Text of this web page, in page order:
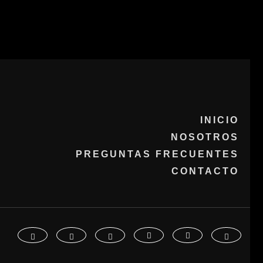
INICIO
NOSOTROS
PREGUNTAS FRECUENTES
CONTACTO